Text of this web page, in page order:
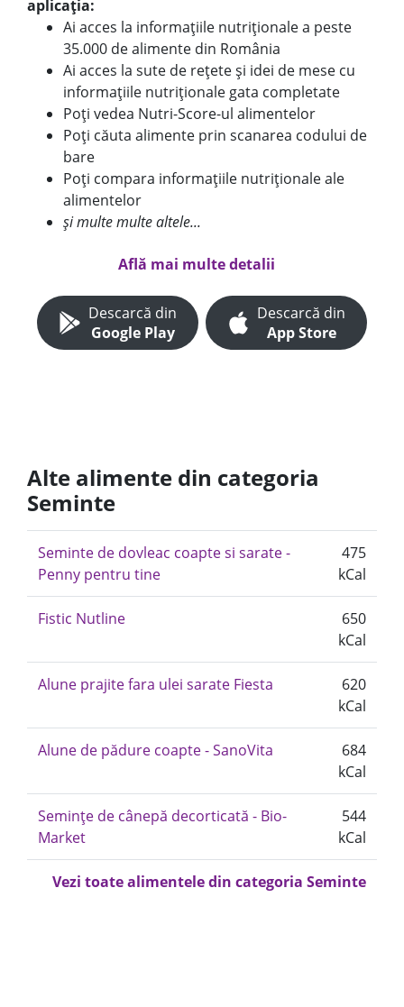
aplicația:
Ai acces la informațiile nutriționale a peste
35.000 de alimente din România
Ai acces la sute de rețete și idei de mese cu
informațiile nutriționale gata completate
Poți vedea Nutri-Score-ul alimentelor
Poți căuta alimente prin scanarea codului de
bare
Poți compara informațiile nutriționale ale
alimentelor
și multe multe altele...
Află mai multe detalii
Descarcă din
Google Play
Descarcă din
App Store
Alte alimente din categoria
Seminte
Seminte de dovleac coapte si sarate -
Penny pentru tine
475
kCal
Fistic Nutline
650
kCal
Alune prajite fara ulei sarate Fiesta
620
kCal
Alune de pădure coapte - SanoVita
684
kCal
Semințe de cânepă decorticată - Bio-
Market
544
kCal
Vezi toate alimentele din categoria Seminte